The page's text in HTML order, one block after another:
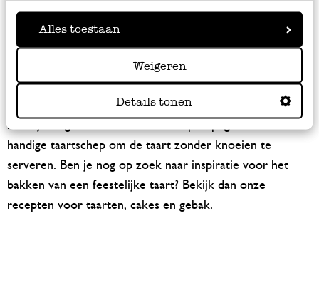
Alles toestaan
Weigeren
Details tonen
Een taartplateau met stolp
Is je taart mooi op tijd klaar voor het feest? Zet ‘m dan
op een taartplateau onder een stolp. Hierdoor blijft je
taart langer vers en droogt je creatie niet uit. Ook
andere baksels als cupcakes, brownies of sandwiches
houd je langer vers onder een stolp. Tip: gebruik een
handige taartschep om de taart zonder knoeien te
serveren. Ben je nog op zoek naar inspiratie voor het
bakken van een feestelijke taart? Bekijk dan onze
recepten voor taarten, cakes en gebak.